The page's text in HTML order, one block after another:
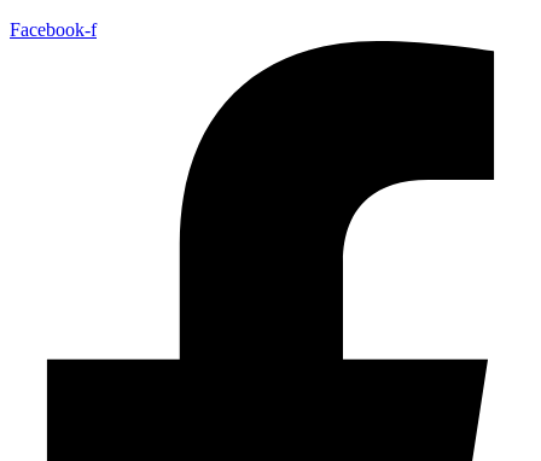
Facebook-f